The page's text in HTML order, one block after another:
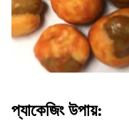
প্যাকেজিং উপায়: